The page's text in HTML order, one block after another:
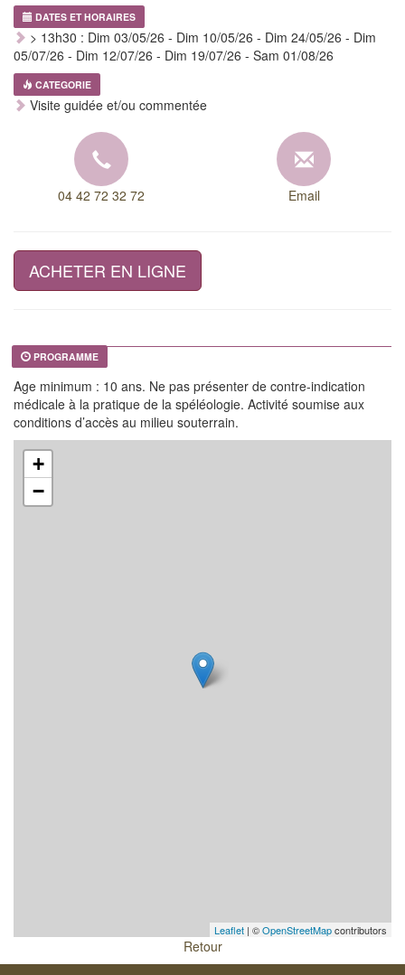
DATES ET HORAIRES
> 13h30 : Dim 03/05/26 - Dim 10/05/26 - Dim 24/05/26 - Dim
05/07/26 - Dim 12/07/26 - Dim 19/07/26 - Sam 01/08/26
CATEGORIE
Visite guidée et/ou commentée
04 42 72 32 72 Email
ACHETER EN LIGNE
PROGRAMME
Age minimum : 10 ans. Ne pas présenter de contre-indication
médicale à la pratique de la spéléologie. Activité soumise aux
conditions d’accès au milieu souterrain.
+
−
Leaflet | ©OpenStreetMapcontributors
Retour